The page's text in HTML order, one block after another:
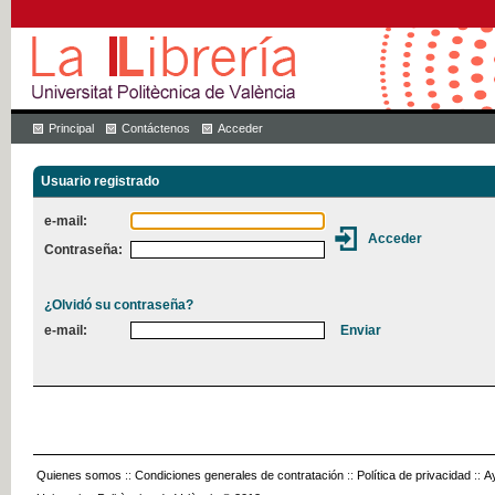
Principal Contáctenos Acceder
Usuario registrado
e-mail:
Contraseña:
¿Olvidó su contraseña?
e-mail:
Quienes somos :: Condiciones generales de contratación :: Política de privacidad ::